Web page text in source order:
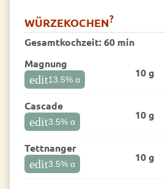
WÜRZEKOCHEN?
Gesamtkochzeit:60 min
Magnung
edit13.5% α
10 g
Cascade
edit3.5% α
10 g
Tettnanger
edit3.5% α
10 g